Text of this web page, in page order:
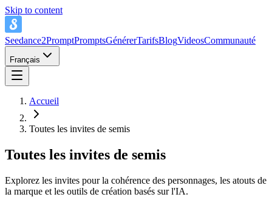
Skip to content
Seedance2PromptPromptsGénérerTarifsBlogVideosCommunauté
Français
Accueil
Toutes les invites de semis
Toutes les invites de semis
Explorez les invites pour la cohérence des personnages, les atouts de
la marque et les outils de création basés sur l'IA.